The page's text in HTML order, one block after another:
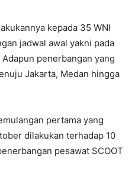
kepada 35 WNI
jadwal awal yakni pada
penerbangan yang
Jakarta, Medan hingga
pertama yang
dilakukan terhadap 10
pesawat SCOOT